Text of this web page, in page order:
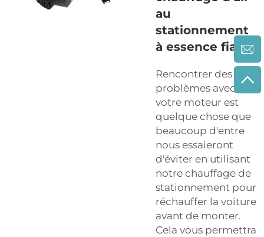
au
stationnement
à essence fiable
Rencontrer des
problèmes avec
votre moteur est
quelque chose que
beaucoup d'entre
nous essaieront
d'éviter en utilisant
notre chauffage de
stationnement pour
réchauffer la voiture
avant de monter.
Cela vous permettra